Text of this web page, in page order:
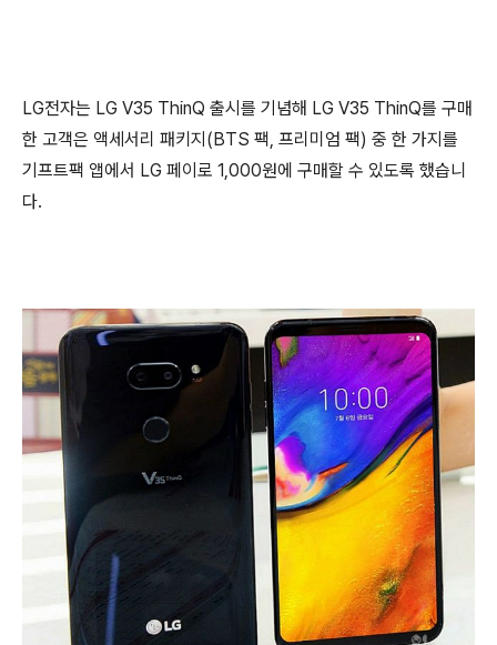
LG전자는 LG V35 ThinQ 출시를 기념해 LG V35 ThinQ를 구매
한 고객은 액세서리 패키지(BTS 팩, 프리미엄 팩) 중 한 가지를
기프트팩 앱에서 LG 페이로 1,000원에 구매할 수 있도록 했습니
다.